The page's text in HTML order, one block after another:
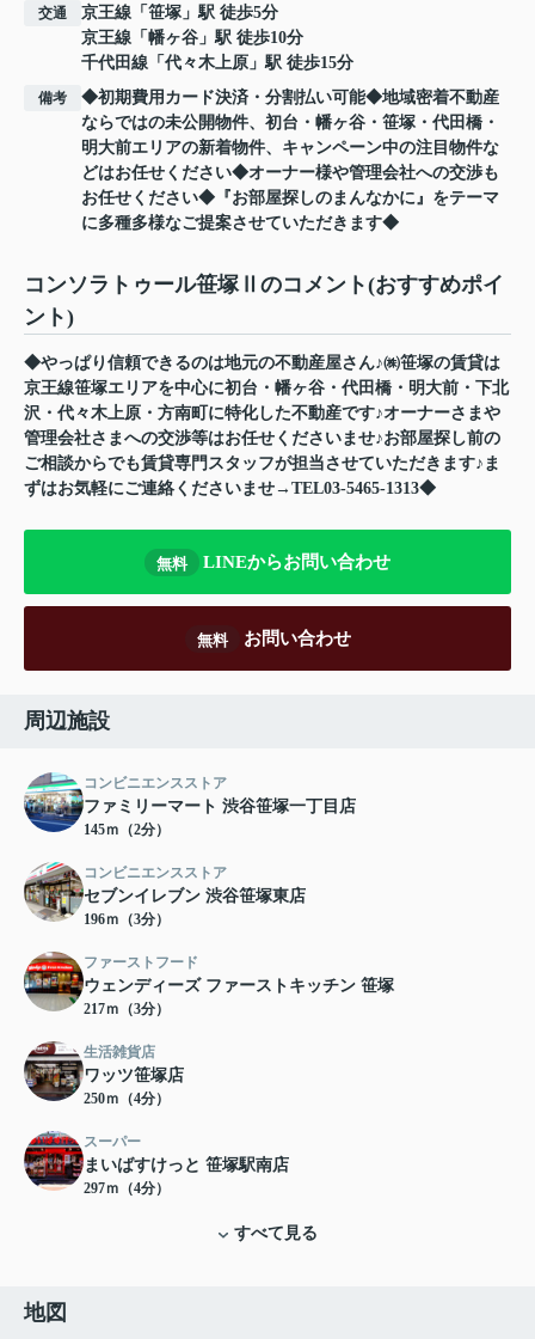
交通 京王線 「 笹塚 」駅 徒歩5分
京王線 「 幡ヶ谷 」駅 徒歩10分
千代田線 「 代々木上原 」駅 徒歩15分
備考
◆初期費用カード決済・分割払い可能◆地域密着不動産
ならではの未公開物件、初台・幡ヶ谷・笹塚・代田橋・
明大前エリアの新着物件、キャンペーン中の注目物件な
どはお任せください◆オーナー様や管理会社への交渉も
お任せください◆『お部屋探しのまんなかに』をテーマ
に多種多様なご提案させていただきます◆
コンソラトゥール笹塚Ⅱのコメント(おすすめポイ
ント)
◆やっぱり信頼できるのは地元の不動産屋さん♪㈱笹塚の賃貸は
京王線笹塚エリアを中心に初台・幡ヶ谷・代田橋・明大前・下北
沢・代々木上原・方南町に特化した不動産です♪オーナーさまや
管理会社さまへの交渉等はお任せくださいませ♪お部屋探し前の
ご相談からでも賃貸専門スタッフが担当させていただきます♪ま
ずはお気軽にご連絡くださいませ→TEL03-5465-1313◆
無料 LINEからお問い合わせ
無料 お問い合わせ
周辺施設
コンビニエンスストア
ファミリーマート 渋谷笹塚一丁目店
145ｍ（2分）
コンビニエンスストア
セブンイレブン 渋谷笹塚東店
196ｍ（3分）
ファーストフード
ウェンディーズ ファーストキッチン 笹塚
217ｍ（3分）
生活雑貨店
ワッツ笹塚店
250ｍ（4分）
スーパー
まいばすけっと 笹塚駅南店
297ｍ（4分）
すべて見る
地図